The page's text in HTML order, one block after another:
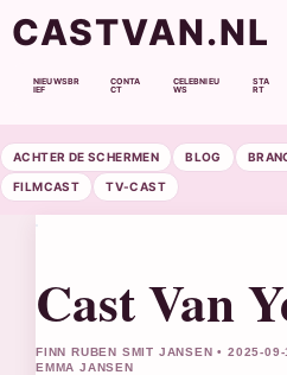
CASTVAN.NL
NIEUWSBR
IEF
CONTA
CT
CELEBNIEU
WS
STA
RT
ACHTER DE SCHERMEN BLOG
FILMCAST TV-CAST
Cast Van
FINN RUBEN SMIT JANSEN • 2025-
EMMA JANSEN